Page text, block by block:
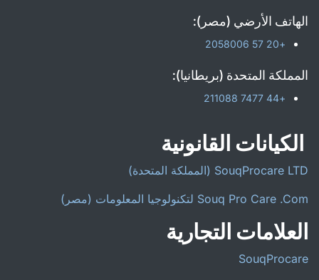
الهاتف الأرضي (مصر):
+20 57 2058006
المملكة المتحدة (بريطانيا):
+44 7477 211088
الكيانات القانونية
SouqProcare LTD (المملكة المتحدة)
Souq Pro Care .Com لتكنولوجيا المعلومات (مصر)
العلامات التجارية
SouqProcare